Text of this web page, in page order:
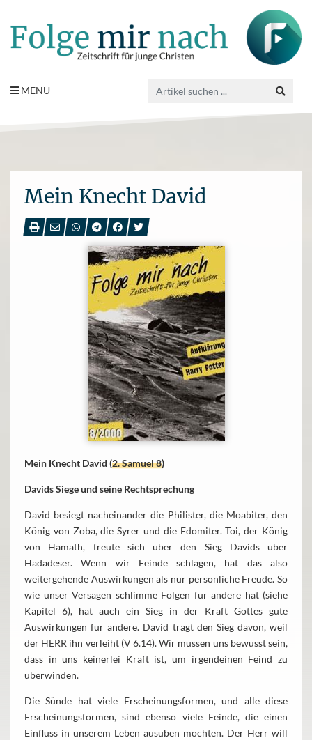
MENÜ
Mein Knecht David
Mein Knecht David (2. Samuel 8)
Davids Siege und seine Rechtsprechung
David besiegt nacheinander die Philister, die Moabiter, den
König von Zoba, die Syrer und die Edomiter. Toi, der König
von Hamath, freute sich über den Sieg Davids über
Hadadeser. Wenn wir Feinde schlagen, hat das also
weitergehende Auswirkungen als nur persönliche Freude. So
wie unser Versagen schlimme Folgen für andere hat (siehe
Kapitel 6), hat auch ein Sieg in der Kraft Gottes gute
Auswirkungen für andere. David trägt den Sieg davon, weil
der HERR ihn verleiht (V 6.14). Wir müssen uns bewusst sein,
dass in uns keinerlei Kraft ist, um irgendeinen Feind zu
überwinden.
Die Sünde hat viele Erscheinungsformen, und alle diese
Erscheinungsformen, sind ebenso viele Feinde, die einen
Einfluss in unserem Leben ausüben möchten. Der Herr will